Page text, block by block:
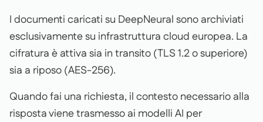
I documenti caricati su DeepNeural sono archiviati
esclusivamente su infrastruttura cloud europea. La
cifratura è attiva sia in transito (TLS 1.2 o superiore)
sia a riposo (AES-256).
Quando fai una richiesta, il contesto necessario alla
risposta viene trasmesso ai modelli AI per